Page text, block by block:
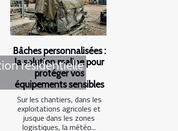
Bâches personnalisées :
la solution maline pour
protéger vos
équipements sensibles
Sur les chantiers, dans les
exploitations agricoles et
jusque dans les zones
logistiques, la météo...
résidentielle